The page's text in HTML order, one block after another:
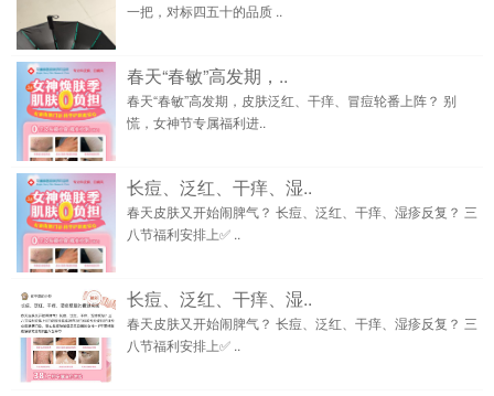
一把，对标四五十的品质 ..
春天“春敏”高发期，..
春天“春敏”高发期，皮肤泛红、干痒、冒痘轮番上阵？ 别
慌，女神节专属福利进..
长痘、泛红、干痒、湿..
春天皮肤又开始闹脾气？ 长痘、泛红、干痒、湿疹反复？ 三
八节福利安排上✅ ..
长痘、泛红、干痒、湿..
春天皮肤又开始闹脾气？ 长痘、泛红、干痒、湿疹反复？ 三
八节福利安排上✅ ..